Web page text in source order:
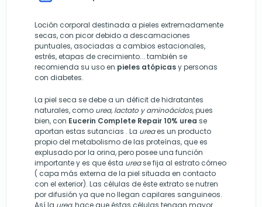
Loción corporal destinada a pieles extremadamente
secas, con picor debido a descamaciones
puntuales, asociadas a cambios estacionales,
estrés, etapas de crecimiento... también se
recomienda su uso en pieles atópicasy personas
con diabetes.
La piel seca se debe a un déficit de hidratantes
naturales, como urea, lactato y aminoácidos, pues
bien, con Eucerin Complete Repair 10% urea se
aportan estas sutancias . La ureaes un producto
propio del metabolismo de las proteínas, que es
explusado por la orina, pero posee una función
importante y es que ésta urease fija al estrato córneo
( capa más externa de la piel situada en contacto
con el exterior). Las células de éste extrato se nutren
por difusión ya que no llegan capilares sanguineos.